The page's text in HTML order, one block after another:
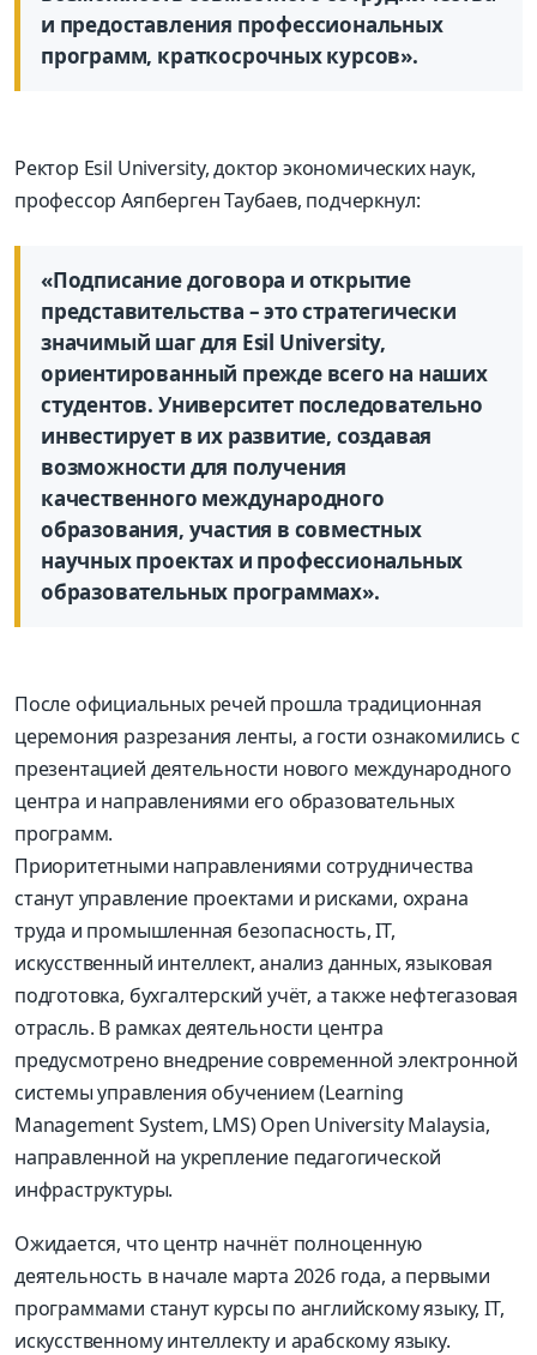
и предоставления профессиональных
программ, краткосрочных курсов».
Ректор Esil University, доктор экономических наук,
профессор Аяпберген Таубаев, подчеркнул:
«Подписание договора и открытие
представительства – это стратегически
значимый шаг для Esil University,
ориентированный прежде всего на наших
студентов. Университет последовательно
инвестирует в их развитие, создавая
возможности для получения
качественного международного
образования, участия в совместных
научных проектах и профессиональных
образовательных программах».
После официальных речей прошла традиционная
церемония разрезания ленты, а гости ознакомились с
презентацией деятельности нового международного
центра и направлениями его образовательных
программ.
Приоритетными направлениями сотрудничества
станут управление проектами и рисками, охрана
труда и промышленная безопасность, IT,
искусственный интеллект, анализ данных, языковая
подготовка, бухгалтерский учёт, а также нефтегазовая
отрасль. В рамках деятельности центра
предусмотрено внедрение современной электронной
системы управления обучением (Learning
Management System, LMS) Open University Malaysia,
направленной на укрепление педагогической
инфраструктуры.
Ожидается, что центр начнёт полноценную
деятельность в начале марта 2026 года, а первыми
программами станут курсы по английскому языку, IT,
искусственному интеллекту и арабскому языку.